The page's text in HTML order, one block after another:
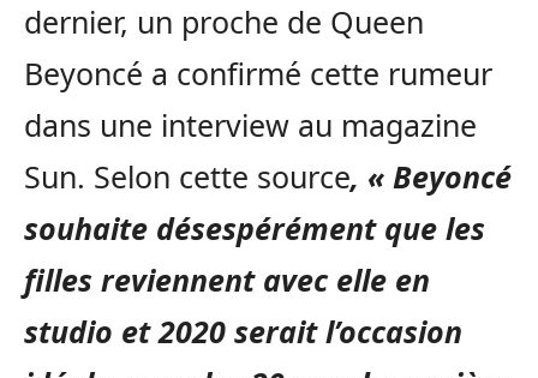
dernier, un proche de Queen
Beyoncé a confirmé cette rumeur
dans une interview au magazine
Sun. Selon cette source, « Beyoncé
souhaite désespérément que les
filles reviennent avec elle en
studio et 2020 serait l’occasion